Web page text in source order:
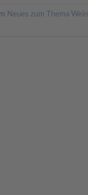
Neues zum Thema Wein